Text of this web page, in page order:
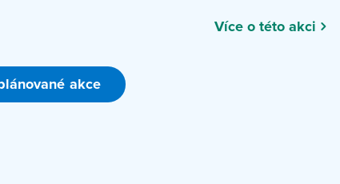
Více o této akci
akce